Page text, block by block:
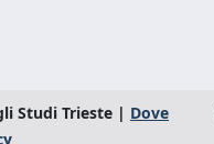
Studi Trieste | Dove